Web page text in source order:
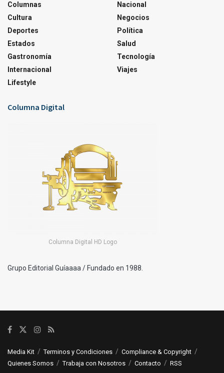
Columnas
Cultura
Deportes
Estados
Gastronomía
Internacional
Lifestyle
Nacional
Negocios
Política
Salud
Tecnología
Viajes
Columna Digital
Columna Digital HD Logo
Grupo Editorial Guíaaaa / Fundado en 1988.
Media Kit Terminos y Condiciones
Compliance & Copyright
Quienes Somos
Trabaja con Nosotros Contacto RSS